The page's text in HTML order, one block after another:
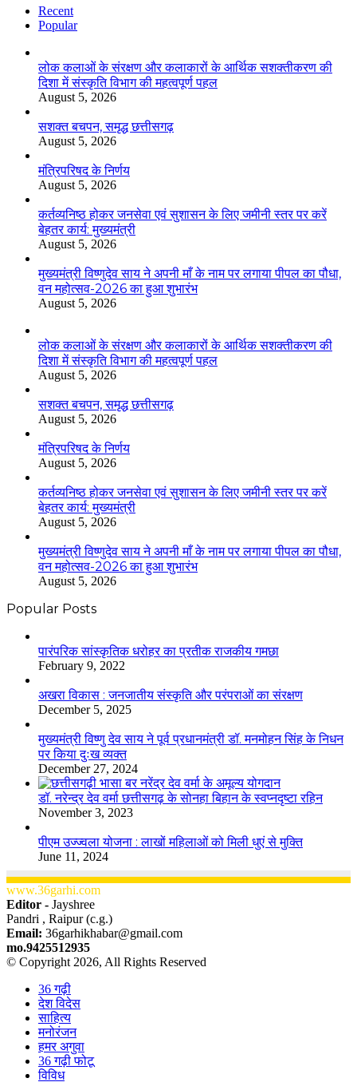
Recent
Popular
लोक कलाओं के संरक्षण और कलाकारों के आर्थिक सशक्तीकरण की
दिशा में संस्कृति विभाग की महत्वपूर्ण पहल
August 5, 2026
सशक्त बचपन, समृद्ध छत्तीसगढ़
August 5, 2026
मंत्रिपरिषद के निर्णय
August 5, 2026
कर्तव्यनिष्ठ होकर जनसेवा एवं सुशासन के लिए जमीनी स्तर पर करें
बेहतर कार्य: मुख्यमंत्री
August 5, 2026
मुख्यमंत्री विष्णुदेव साय ने अपनी माँ के नाम पर लगाया पीपल का पौधा,
वन महोत्सव-2026 का हुआ शुभारंभ
August 5, 2026
लोक कलाओं के संरक्षण और कलाकारों के आर्थिक सशक्तीकरण की
दिशा में संस्कृति विभाग की महत्वपूर्ण पहल
August 5, 2026
सशक्त बचपन, समृद्ध छत्तीसगढ़
August 5, 2026
मंत्रिपरिषद के निर्णय
August 5, 2026
कर्तव्यनिष्ठ होकर जनसेवा एवं सुशासन के लिए जमीनी स्तर पर करें
बेहतर कार्य: मुख्यमंत्री
August 5, 2026
मुख्यमंत्री विष्णुदेव साय ने अपनी माँ के नाम पर लगाया पीपल का पौधा,
वन महोत्सव-2026 का हुआ शुभारंभ
August 5, 2026
Popular Posts
​​​​​​​पारंपरिक सांस्कृतिक धरोहर का प्रतीक राजकीय गमछा
February 9, 2022
अखरा विकास : जनजातीय संस्कृति और परंपराओं का संरक्षण
December 5, 2025
मुख्यमंत्री विष्णु देव साय ने पूर्व प्रधानमंत्री डॉ. मनमोहन सिंह के निधन
पर किया दुःख व्यक्त
December 27, 2024
डॉ. नरेन्द्र देव वर्मा छत्तीसगढ़ के सोनहा बिहान के स्वप्नदृष्टा रहिन
November 3, 2023
पीएम उज्ज्वला योजना : लाखों महिलाओं को मिली धुएं से मुक्ति
June 11, 2024
www.36garhi.com
Editor - Jayshree
Pandri , Raipur (c.g.)
Email: 36garhikhabar@gmail.com
mo.9425512935
© Copyright 2026, All Rights Reserved
36 गढ़ी
देश विदेस
साहित्य
मनोरंजन
हमर अगुवा
36 गढ़ी फोटू
विविध